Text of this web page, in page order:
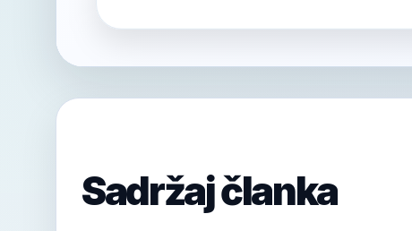
Sadržaj članka